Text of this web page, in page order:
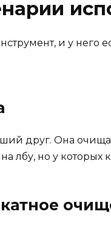
и у него
друг. Она
лбу, но у которых